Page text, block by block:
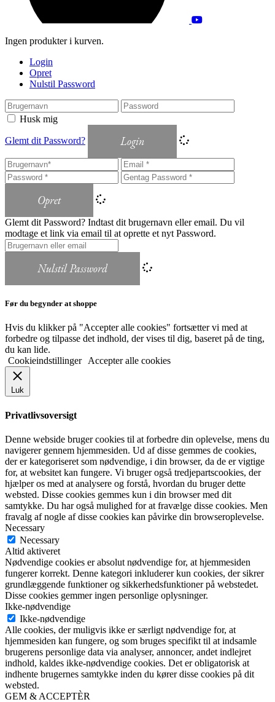
Ingen produkter i kurven.
Login
Opret
Nulstil Password
Husk mig
Glemt dit Password? Login
Opret
Glemt dit Password? Indtast dit brugernavn eller email. Du vil
modtage et link via email til at oprette et nyt Password.
Nulstil Password
Før du begynder at shoppe
Hvis du klikker på "Accepter alle cookies" fortsætter vi med at
forbedre og tilpasse det indhold, der vises til dig, baseret på de ting,
du kan lide.
Cookieindstillinger
Accepter alle cookies
Luk
Privatlivsoversigt
Denne webside bruger cookies til at forbedre din oplevelse, mens du
navigerer gennem hjemmesiden. Ud af disse gemmes de cookies,
der er kategoriseret som nødvendige, i din browser, da de er vigtige
for, at websitet kan fungere. Vi bruger også tredjepartscookies, der
hjælper os med at analysere og forstå, hvordan du bruger dette
websted. Disse cookies gemmes kun i din browser med dit
samtykke. Du har også mulighed for at fravælge disse cookies. Men
fravalg af nogle af disse cookies kan påvirke din browseroplevelse.
Necessary
Necessary
Altid aktiveret
Nødvendige cookies er absolut nødvendige for, at hjemmesiden
fungerer korrekt. Denne kategori inkluderer kun cookies, der sikrer
grundlæggende funktioner og sikkerhedsfunktioner på webstedet.
Disse cookies gemmer ingen personlige oplysninger.
Ikke-nødvendige
Ikke-nødvendige
Alle cookies, der muligvis ikke er særligt nødvendige for, at
hjemmesiden kan fungere, og som bruges specifikt til at indsamle
brugerens personlige data via analyser, annoncer, andet indlejret
indhold, kaldes ikke-nødvendige cookies. Det er obligatorisk at
indhente brugernes samtykke inden du kører disse cookies på dit
websted.
GEM & ACCEPTÈR